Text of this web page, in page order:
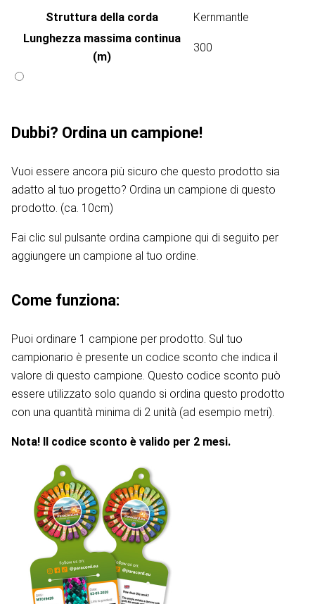
Struttura della corda
Kernmantle
Lunghezza massima continua
(m)
300
Dubbi? Ordina un campione!
Vuoi essere ancora più sicuro che questo prodotto sia
adatto al tuo progetto? Ordina un campione di questo
prodotto. (ca. 10cm)
Fai clic sul pulsante ordina campione qui di seguito per
aggiungere un campione al tuo ordine.
Come funziona:
Puoi ordinare 1 campione per prodotto. Sul tuo
campionario è presente un codice sconto che indica il
valore di questo campione. Questo codice sconto può
essere utilizzato solo quando si ordina questo prodotto
con una quantità minima di 2 unità (ad esempio metri).
Nota! Il codice sconto è valido per 2 mesi.